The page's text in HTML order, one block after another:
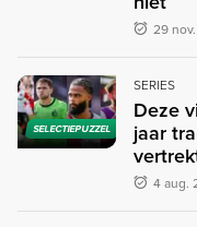
29
SELECTIEPUZZEL
SERIES
Deze
jaar
4 aug.